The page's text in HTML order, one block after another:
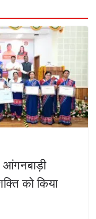
आंगनबाड़ी
को किया